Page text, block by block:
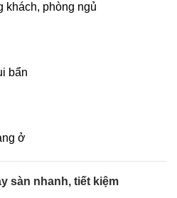
khách, phòng ngủ
bẩn
ở
sàn nhanh, tiết kiệm